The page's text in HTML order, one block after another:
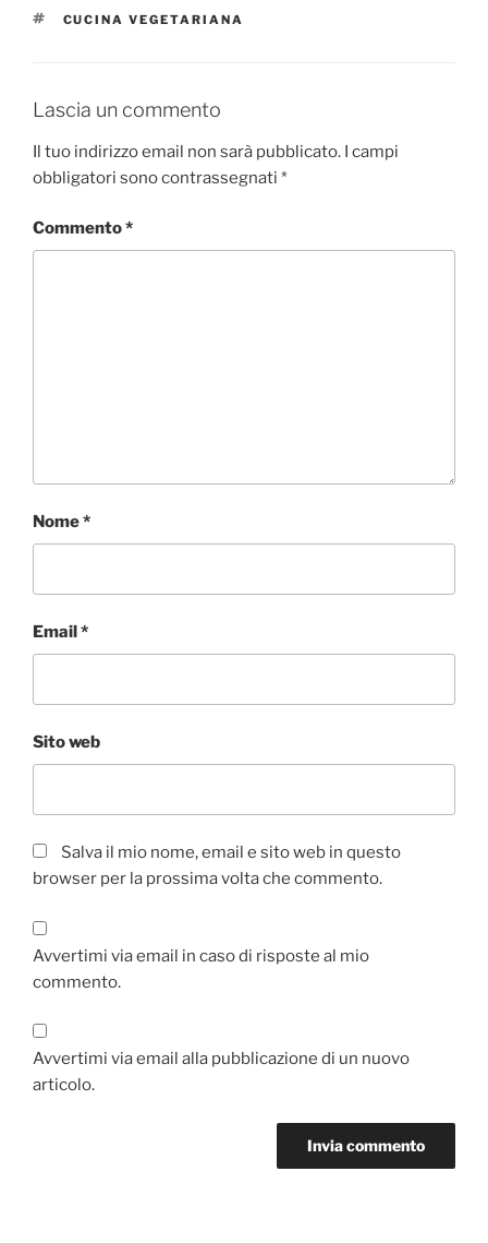
TAG
CUCINA VEGETARIANA
Lascia un commento
Il tuo indirizzo email non sarà pubblicato. I campi
obbligatori sono contrassegnati *
Commento*
Nome*
Email*
Sito web
Salva il mio nome, email e sito web in questo
browser per la prossima volta che commento.
Avvertimi via email in caso di risposte al mio
commento.
Avvertimi via email alla pubblicazione di un nuovo
articolo.